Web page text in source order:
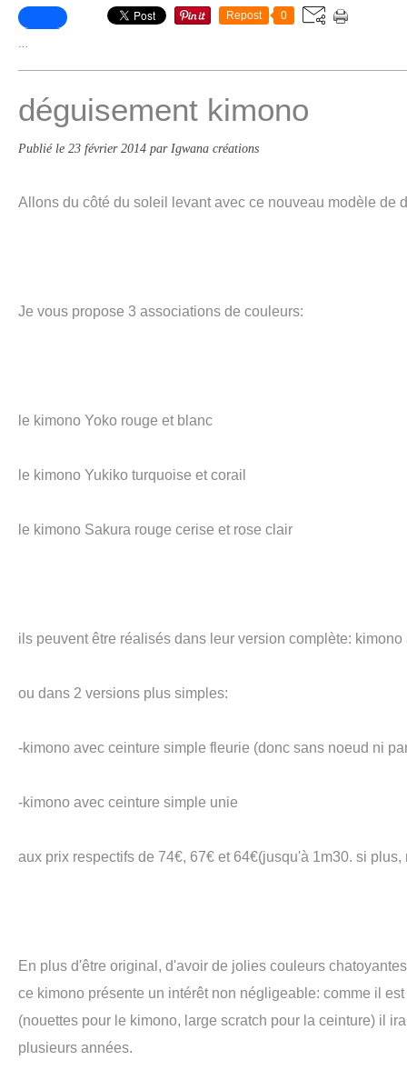
Repost 0
déguisement kimono
Publié le 23 février 2014 par Igwana créations
Allons du côté du soleil levant avec ce nouveau modèle de
Je vous propose 3 associations de couleurs:
le kimono Yoko rouge et blanc
le kimono Yukiko turquoise et corail
le kimono Sakura rouge cerise et rose clair
ils peuvent être réalisés dans leur version complète:
ou dans 2 versions plus simples:
-kimono avec ceinture simple fleurie (donc sans noeud ni
-kimono avec ceinture simple unie
aux prix respectifs de 74€, 67€ et 64€(jusqu'à 1m30. si plus,
En plus d'être original, d'avoir de jolies couleurs
ce kimono présente un intérêt non négligeable: comme il
(nouettes pour le kimono, large scratch pour la ceinture) il
plusieurs années.